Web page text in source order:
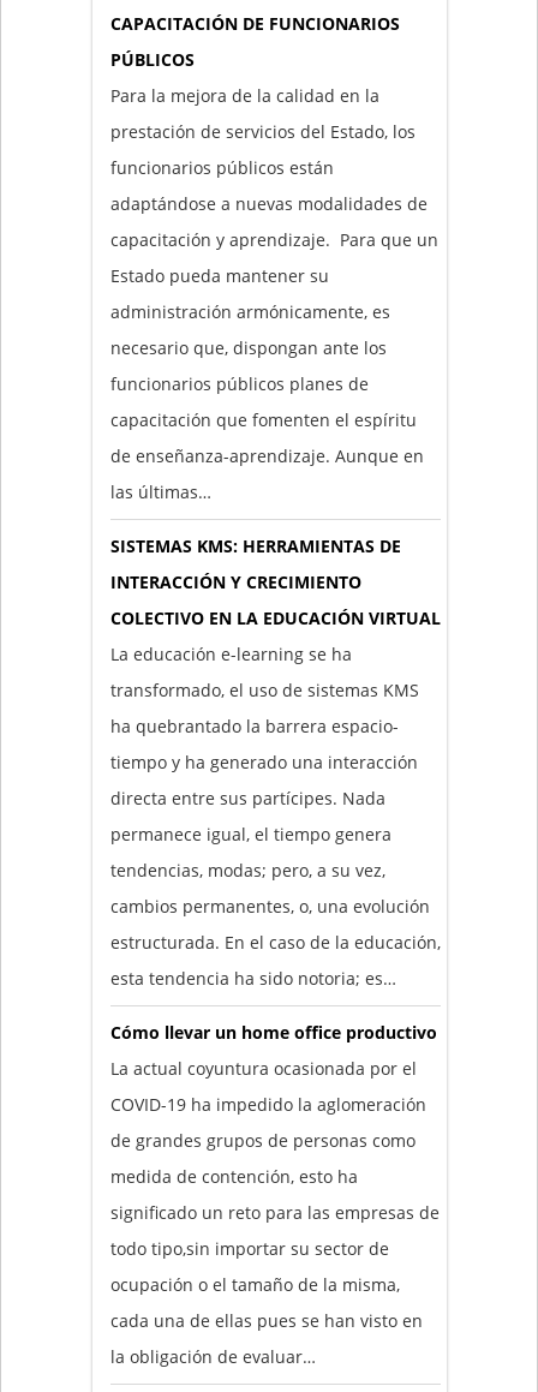
CAPACITACIÓN DE FUNCIONARIOS
PÚBLICOS
Para la mejora de la calidad en la
prestación de servicios del Estado, los
funcionarios públicos están
adaptándose a nuevas modalidades de
capacitación y aprendizaje. Para que un
Estado pueda mantener su
administración armónicamente, es
necesario que, dispongan ante los
funcionarios públicos planes de
capacitación que fomenten el espíritu
de enseñanza-aprendizaje. Aunque en
las últimas…
SISTEMAS KMS: HERRAMIENTAS DE
INTERACCIÓN Y CRECIMIENTO
COLECTIVO EN LA EDUCACIÓN VIRTUAL
La educación e-learning se ha
transformado, el uso de sistemas KMS
ha quebrantado la barrera espacio-
tiempo y ha generado una interacción
directa entre sus partícipes. Nada
permanece igual, el tiempo genera
tendencias, modas; pero, a su vez,
cambios permanentes, o, una evolución
estructurada. En el caso de la educación,
esta tendencia ha sido notoria; es…
Cómo llevar un home office productivo
La actual coyuntura ocasionada por el
COVID-19 ha impedido la aglomeración
de grandes grupos de personas como
medida de contención, esto ha
significado un reto para las empresas de
todo tipo,sin importar su sector de
ocupación o el tamaño de la misma,
cada una de ellas pues se han visto en
la obligación de evaluar…